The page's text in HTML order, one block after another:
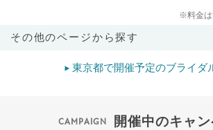
※料金は
その他のページから探す
東京都で開催予定のブライダ
開催中のキャ